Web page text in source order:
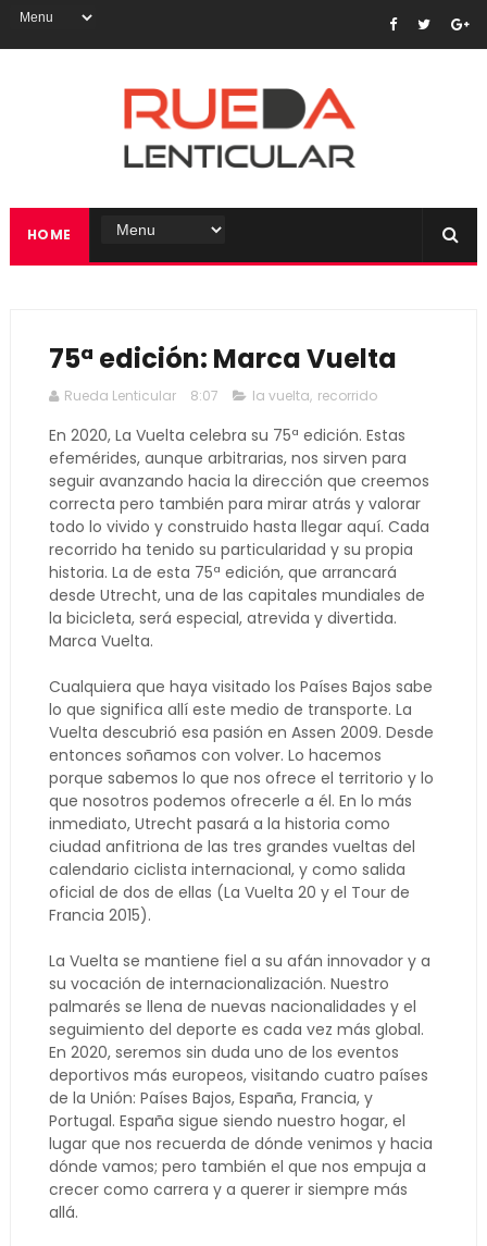
HOME
75ª edición: Marca Vuelta
Rueda Lenticular 8:07 la vuelta, recorrido
En 2020, La Vuelta celebra su 75ª edición. Estas
efemérides, aunque arbitrarias, nos sirven para
seguir avanzando hacia la dirección que creemos
correcta pero también para mirar atrás y valorar
todo lo vivido y construido hasta llegar aquí. Cada
recorrido ha tenido su particularidad y su propia
historia. La de esta 75ª edición, que arrancará
desde Utrecht, una de las capitales mundiales de
la bicicleta, será especial, atrevida y divertida.
Marca Vuelta.
Cualquiera que haya visitado los Países Bajos sabe
lo que significa allí este medio de transporte. La
Vuelta descubrió esa pasión en Assen 2009. Desde
entonces soñamos con volver. Lo hacemos
porque sabemos lo que nos ofrece el territorio y lo
que nosotros podemos ofrecerle a él. En lo más
inmediato, Utrecht pasará a la historia como
ciudad anfitriona de las tres grandes vueltas del
calendario ciclista internacional, y como salida
oficial de dos de ellas (La Vuelta 20 y el Tour de
Francia 2015).
La Vuelta se mantiene fiel a su afán innovador y a
su vocación de internacionalización. Nuestro
palmarés se llena de nuevas nacionalidades y el
seguimiento del deporte es cada vez más global.
En 2020, seremos sin duda uno de los eventos
deportivos más europeos, visitando cuatro países
de la Unión: Países Bajos, España, Francia, y
Portugal. España sigue siendo nuestro hogar, el
lugar que nos recuerda de dónde venimos y hacia
dónde vamos; pero también el que nos empuja a
crecer como carrera y a querer ir siempre más
allá.